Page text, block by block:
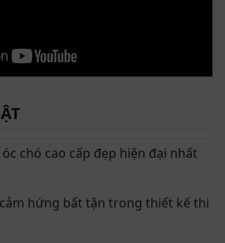
chó cao cấp đẹp hiện đại nhất
hứng bất tận trong thiết kế thi